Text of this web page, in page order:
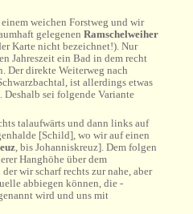
weichen Forstweg und wir
gelegenen Ramschelweiher
Karte nicht bezeichnet!). Nur
Jahreszeit ein Bad in dem recht
Der direkte Weiterweg nach
ist allerdings etwas
sei folgende Variante
talaufwärts und dann links auf
[Schild], wo wir auf einen
, bis Johanniskreuz]. Dem folgen
Hanghöhe über dem
wir scharf rechts zur nahe, aber
abbiegen können, die -
wird und uns mit